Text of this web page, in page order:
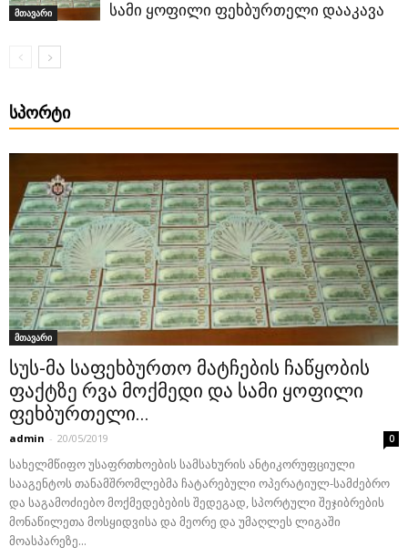
მთავარი
სამი ყოფილი ფეხბურთელი დააკავა
ᲡᲞᲝᲠᲢᲘ
მთავარი
სუს-მა საფეხბურთო მატჩების ჩაწყობის
ფაქტზე რვა მოქმედი და სამი ყოფილი
ფეხბურთელი...
admin - 20/05/2019 0
სახელმწიფო უსაფრთხოების სამსახურის ანტიკორუფციული
სააგენტოს თანამშრომლებმა ჩატარებული ოპერატიულ-სამძებრო
და საგამოძიებო მოქმედებების შედეგად, სპორტული შეჯიბრების
მონაწილეთა მოსყიდვისა და მეორე და უმაღლეს ლიგაში
მოასპარეზე...